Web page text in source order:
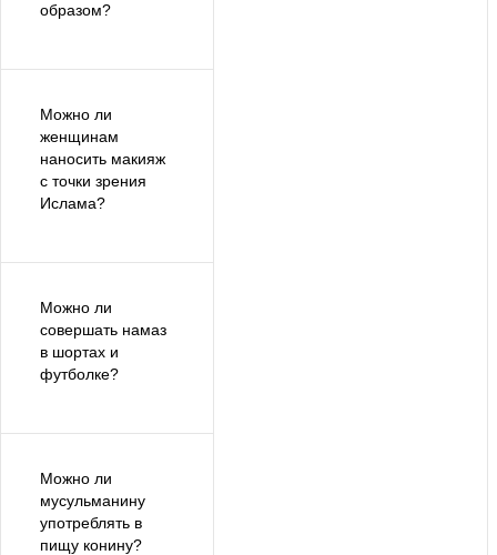
образом?
Можно ли
женщинам
наносить макияж
с точки зрения
Ислама?
Можно ли
совершать намаз
в шортах и
футболке?
Можно ли
мусульманину
употреблять в
пищу конину?